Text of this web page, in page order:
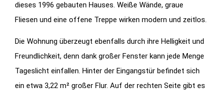
dieses 1996 gebauten Hauses. Weiße Wände, graue
Fliesen und eine offene Treppe wirken modern und zeitlos.
Die Wohnung überzeugt ebenfalls durch ihre Helligkeit und
Freundlichkeit, denn dank großer Fenster kann jede Menge
Tageslicht einfallen. Hinter der Eingangstür befindet sich
ein etwa 3,22 m² großer Flur. Auf der rechten Seite gibt es